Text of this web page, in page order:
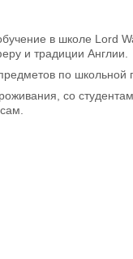
в школе Lord
и традиции Англии.
по школьной
со